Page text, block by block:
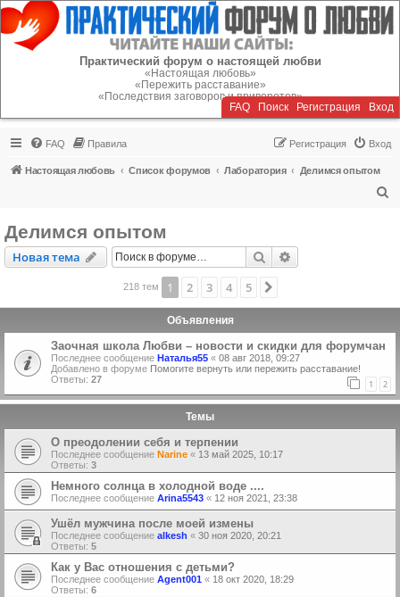
Регистрация
Практический форум о настоящей любви
«Настоящая любовь»
«Пережить расставание»
«Последствия заговоров и приворотов»
FAQ Поиск Регистрация Вход
FAQ Правила Вход
Регистрация
Настоящая любовь Список форумов Лаборатория
Делимся опытом
Делимся опытом
Новая тема
Новаятема Поиск
218 тем 1 2 3 4 5
Объявления
Заочная школа Любви – новости и скидки для форумчан
Последнее сообщение Наталья55 « 08 авг 2018, 09:27
Добавлено в форуме Помогите вернуть или пережить расставание!
Ответы: 27 1 2
Темы
О преодолении себя и терпении
Последнее сообщение Narine « 13 май 2025, 10:17
Ответы: 3
Немного солнца в холодной воде ....
Последнее сообщение Arina5543 « 12 ноя 2021, 23:38
Ушёл мужчина после моей измены
Последнее сообщение alkesh « 30 ноя 2020, 20:21
Ответы: 5
Как у Вас отношения с детьми?
Последнее сообщение Agent001 « 18 окт 2020, 18:29
Ответы: 6